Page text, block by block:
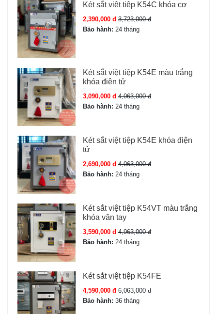
Két sắt việt tiệp K54C khóa cơ
2,390,000 đ 3,723,000 đ
Bảo hành: 24 tháng
Két sắt việt tiệp K54E màu trắng
khóa điện tử
3,090,000 đ 4,063,000 đ
Bảo hành: 24 tháng
Két sắt việt tiệp K54E khóa điện
tử
2,690,000 đ 4,063,000 đ
Bảo hành: 24 tháng
Két sắt việt tiệp K54VT màu trắng
khóa vân tay
3,590,000 đ 4,963,000 đ
Bảo hành: 24 tháng
Két sắt việt tiệp K54FE
4,590,000 đ 6,063,000 đ
Bảo hành: 36 tháng